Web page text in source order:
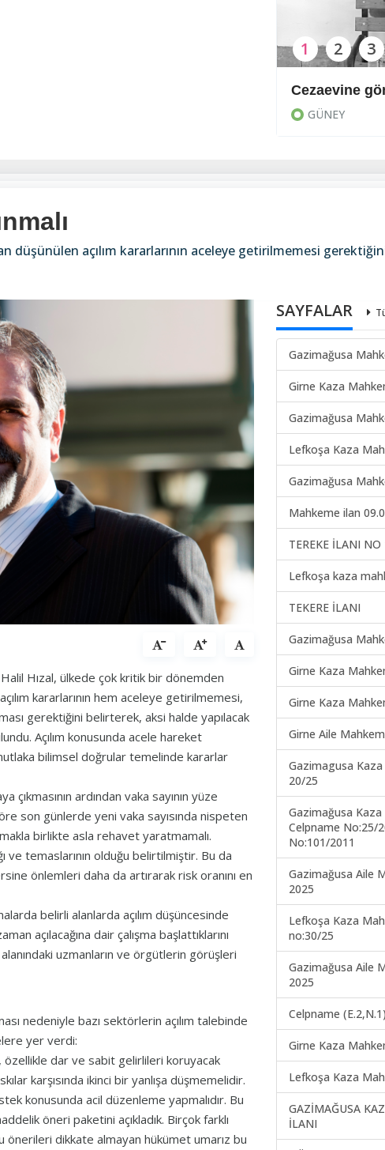
Cezaevine
GÜNEY
1 2 3
düşünülen açılım kararlarının aceleye getirilmemesi
Hızal, ülkede çok kritik bir dönemden
kararlarının hem aceleye getirilmemesi,
gerektiğini belirterek, aksi halde yapılacak
Açılım konusunda acele hareket
bilimsel doğrular temelinde kararlar
çıkmasının ardından vaka sayının yüze
son günlerde yeni vaka sayısında nispeten
birlikte asla rehavet yaratmamalı.
ve temaslarının olduğu belirtilmiştir. Bu da
önlemleri daha da artırarak risk oranını en
belirli alanlarda açılım düşüncesinde
açılacağına dair çalışma başlattıklarını
alanındaki uzmanların ve örgütlerin görüşleri
nedeniyle bazı sektörlerin açılım talebinde
yer verdi:
özellikle dar ve sabit gelirlileri koruyacak
karşısında ikinci bir yanlışa düşmemelidir.
konusunda acil düzenleme yapmalıdır. Bu
öneri paketini açıkladık. Birçok farklı
dikkate almayan hükümet umarız bu
SAYFALAR
Gazimağusa
Girne Kaza
Gazimağusa
Lefkoşa Kaza
Gazimağusa
Mahkeme ilan
TEREKE İLANI
Lefkoşa kaza
TEKERE İLANI
Gazimağusa
Girne Kaza
Girne Kaza
Girne Aile
Gazimagusa Kaza
20/25
Gazimağusa
Celpname No:25/
No:101/2011
Gazimağusa Aile
2025
Lefkoşa Kaza
no:30/25
Gazimağusa Aile
2025
Celpname (E.2,N.1)
Girne Kaza
Lefkoşa Kaza
GAZİMAĞUSA
İLANI